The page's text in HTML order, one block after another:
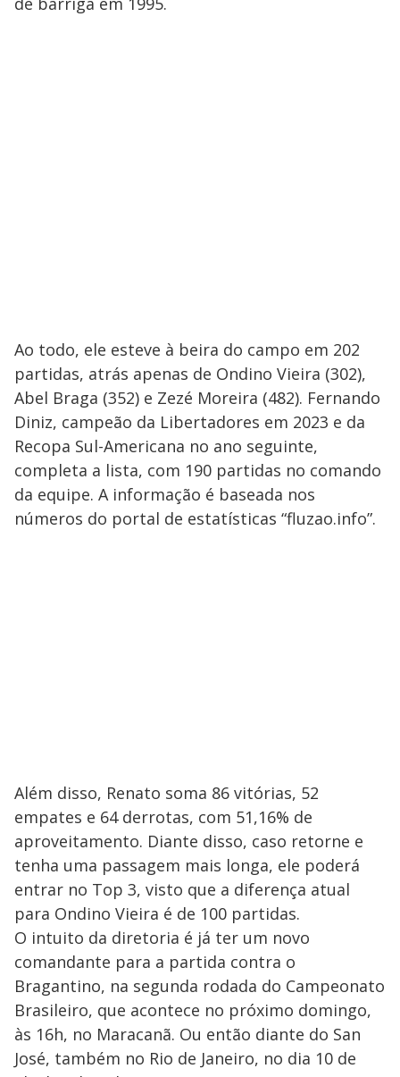
Ao todo, ele esteve à beira do campo em 202
partidas, atrás apenas de Ondino Vieira (302),
Abel Braga (352) e Zezé Moreira (482). Fernando
Diniz, campeão da Libertadores em 2023 e da
Recopa Sul-Americana no ano seguinte,
completa a lista, com 190 partidas no comando
da equipe. A informação é baseada nos
números do portal de estatísticas “fluzao.info”.
Além disso, Renato soma 86 vitórias, 52
empates e 64 derrotas, com 51,16% de
aproveitamento. Diante disso, caso retorne e
tenha uma passagem mais longa, ele poderá
entrar no Top 3, visto que a diferença atual
para Ondino Vieira é de 100 partidas.
O intuito da diretoria é já ter um novo
comandante para a partida contra o
Bragantino, na segunda rodada do Campeonato
Brasileiro, que acontece no próximo domingo,
às 16h, no Maracanã. Ou então diante do San
José, também no Rio de Janeiro, no dia 10 de